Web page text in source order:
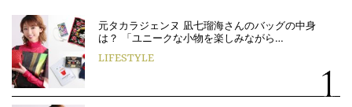
元タカラジェンヌ 凪七瑠海さんのバッグの中身
は？ 「ユニークな小物を楽しみながら…
LIFESTYLE